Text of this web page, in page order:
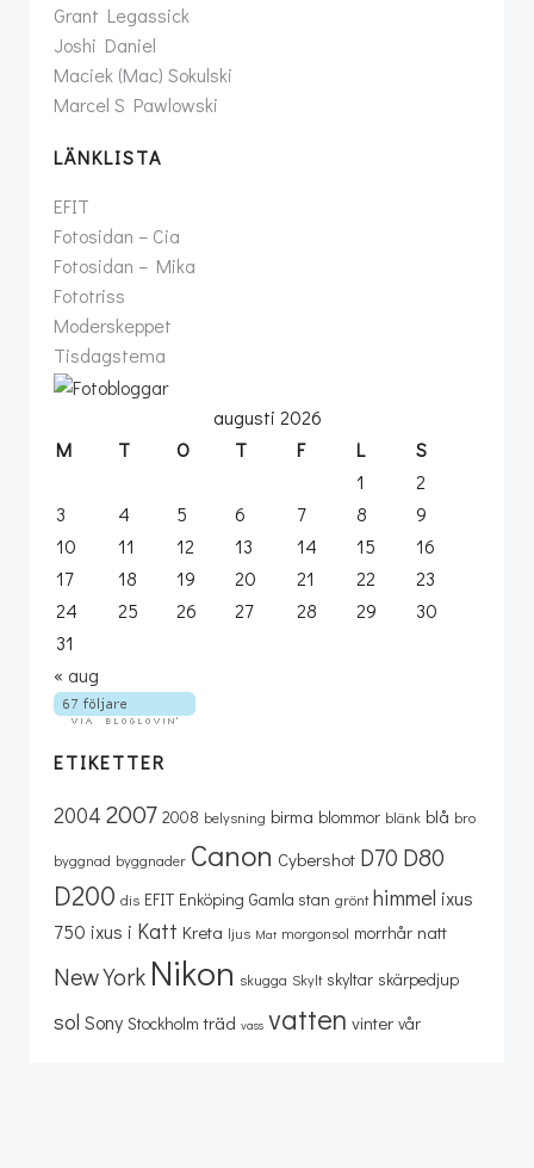
Grant Legassick
Joshi Daniel
Maciek (Mac) Sokulski
Marcel S Pawlowski
LÄNKLISTA
EFIT
Fotosidan – Cia
Fotosidan – Mika
Fototriss
Moderskeppet
Tisdagstema
augusti 2026
M
T O T F L
S
1
2
3
4 5 6 7 8
9
10
11 12 13 14 15
16
17
18 19 20 21 22
23
24
25 26 27 28 29
30
31
« aug
ETIKETTER
2004 2007 2008 belysning birma blommor blänk blå bro
byggnad byggnader Canon Cybershot D70 D80
D200 dis EFIT Enköping Gamla stan grönt himmel ixus
750 ixus i Katt Kreta ljus Mat morgonsol morrhår natt
New York Nikon skugga Skylt skyltar skärpedjup
sol Sony Stockholm träd vass vatten vinter vår